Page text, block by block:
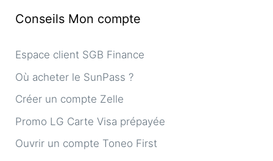
Conseils Mon compte
Espace client SGB Finance
Où acheter le SunPass ?
Créer un compte Zelle
Promo LG Carte Visa prépayée
Ouvrir un compte Toneo First